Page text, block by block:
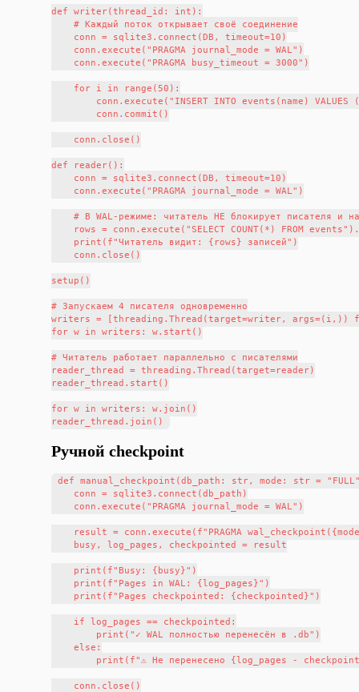
def writer(thread_id: int):
    # Каждый поток открывает своё соединение
    conn = sqlite3.connect(DB, timeout=10)
    conn.execute("PRAGMA journal_mode = WAL")
    conn.execute("PRAGMA busy_timeout = 3000")
    for i in range(50):
conn.execute("INSERT INTO events(name) VALUES
        conn.commit()
    conn.close()
def reader():
    conn = sqlite3.connect(DB, timeout=10)
    conn.execute("PRAGMA journal_mode = WAL")
# В WAL-режиме: читатель НЕ блокирует писателя и
rows = conn.execute("SELECT COUNT(*) FROM
    print(f"Читатель видит: {rows} записей")
    conn.close()
setup()
# Запускаем 4 писателя одновременно
writers = [threading.Thread(target=writer,
for w in writers: w.start()
# Читатель работает параллельно с писателями
reader_thread = threading.Thread(target=reader)
reader_thread.start()
for w in writers: w.join()
Ручной checkpoint
def manual_checkpoint(db_path: str, mode: str =
    conn = sqlite3.connect(db_path)
    conn.execute("PRAGMA journal_mode = WAL")
result = conn.execute(f"PRAGMA
    busy, log_pages, checkpointed = result
    print(f"Busy: {busy}")
    print(f"Pages in WAL: {log_pages}")
    print(f"Pages checkpointed: {checkpointed}")
    if log_pages == checkpointed:
        print("✓ WAL полностью перенесён в .db")
    else:
print(f"⚠ Не перенесено {log_pages -
    conn.close()